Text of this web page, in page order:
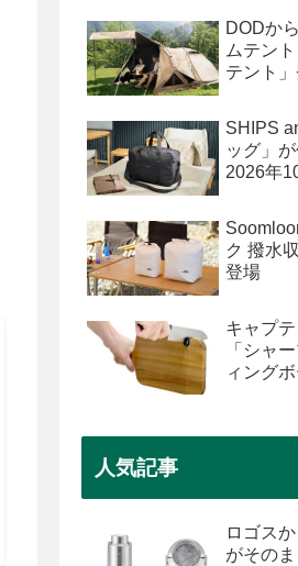
DODか
ムテン
テント
SHIPS
ッグ」
2026年
ク 撥水
登場
キャプ
「シャ
ィング
人気記事
ロゴス
がその